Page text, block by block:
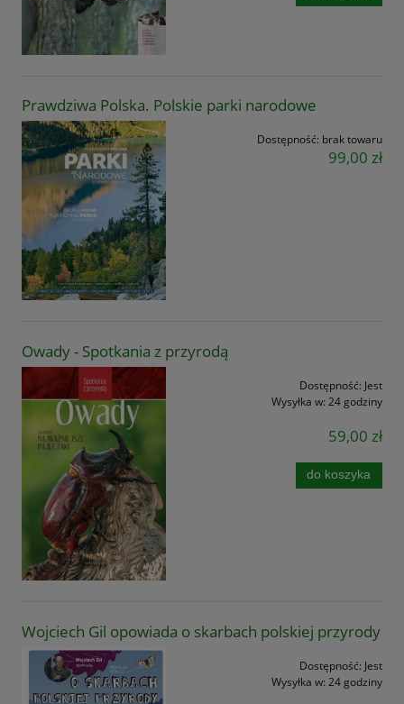
Prawdziwa Polska. Polskie parki narodowe
Dostępność: brak towaru
99,00 zł
Owady - Spotkania z przyrodą
Dostępność: Jest
Wysyłka w: 24 godziny
59,00 zł
do koszyka
Wojciech Gil opowiada o skarbach polskiej przyrody
Dostępność: Jest
Wysyłka w: 24 godziny